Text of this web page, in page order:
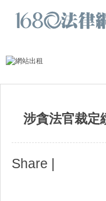
涉貪法官裁定
Share |